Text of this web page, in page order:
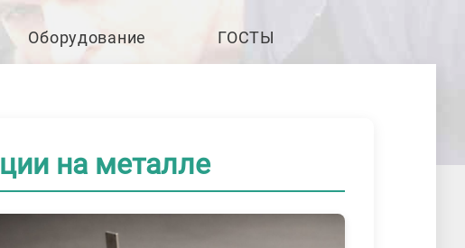
Оборудование ГОСТЫ
на металле